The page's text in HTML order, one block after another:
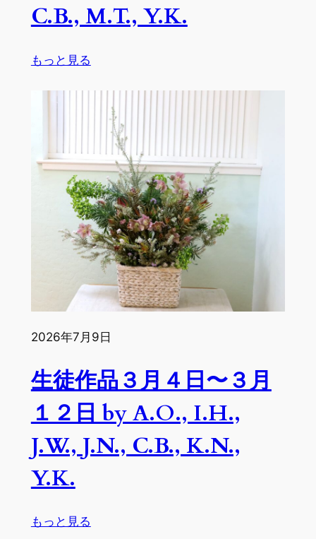
N.J.,
C.B.,
S.S.,
C.B., M.T., Y.K.
もっと見る
３
月
１
８
日
～
４
３
by
A.O.,
S.S.,
C.B.,
M.T.,
Y.K.
2026年7月9日
生徒作品３月４日〜３月
１２日 by A.O., I.H.,
J.W., J.N., C.B., K.N.,
Y.K.
もっと見る